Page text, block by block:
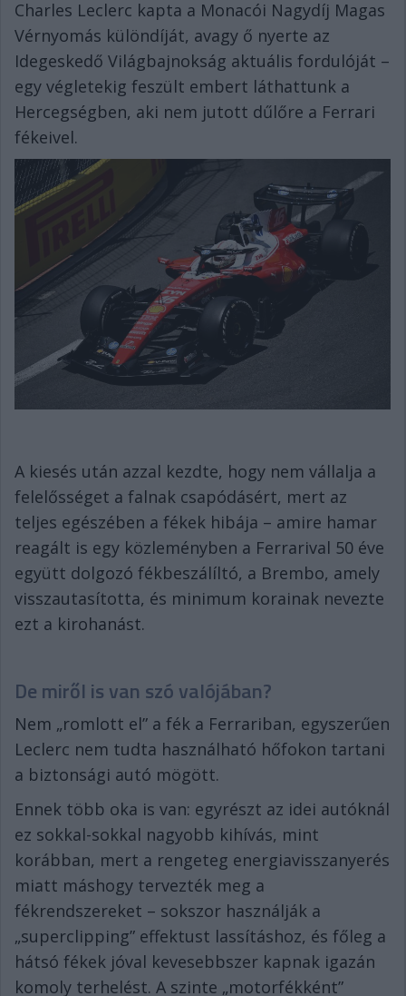
Charles Leclerc kapta a Monacói Nagydíj Magas
Vérnyomás különdíját, avagy ő nyerte az
Idegeskedő Világbajnokság aktuális fordulóját –
egy végletekig feszült embert láthattunk a
Hercegségben, aki nem jutott dűlőre a Ferrari
fékeivel.
A kiesés után azzal kezdte, hogy nem vállalja a
felelősséget a falnak csapódásért, mert az
teljes egészében a fékek hibája – amire hamar
reagált is egy közleményben a Ferrarival 50 éve
együtt dolgozó fékbeszálíltó, a Brembo, amely
visszautasította, és minimum korainak nevezte
ezt a kirohanást.
De miről is van szó valójában?
Nem „romlott el” a fék a Ferrariban, egyszerűen
Leclerc nem tudta használható hőfokon tartani
a biztonsági autó mögött.
Ennek több oka is van: egyrészt az idei autóknál
ez sokkal-sokkal nagyobb kihívás, mint
korábban, mert a rengeteg energiavisszanyerés
miatt máshogy tervezték meg a
fékrendszereket – sokszor használják a
„superclipping” effektust lassításhoz, és főleg a
hátsó fékek jóval kevesebbszer kapnak igazán
komoly terhelést. A szinte „motorfékként”